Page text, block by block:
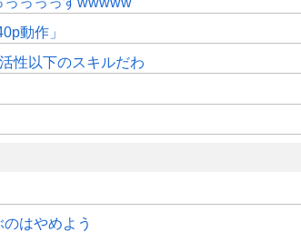
動作」
性以下のスキルだわ
はやめよう